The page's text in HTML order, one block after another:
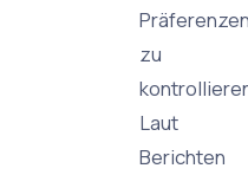
zu
Laut
Berichten